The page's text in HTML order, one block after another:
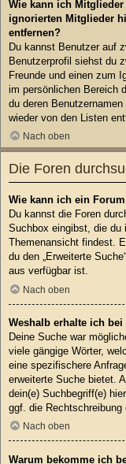
Wie kann ich
ignorierten Mitglieder
entfernen?
Du kannst Benutzer auf
Benutzerprofil siehst du
Freunde und einen zum
im persönlichen Bereich
du deren
wieder von den Listen
Nach oben
Die Foren
Wie kann ich ein
Du kannst die Foren
Suchbox eingibst, die du
Themenansicht findest.
du den „Erweiterte
aus verfügbar ist.
Nach oben
Weshalb erhalte ich
Deine Suche war
viele gängige Wörter,
eine spezifischere
erweiterte Suche bietet.
dein(e) Suchbegriff(e)
ggf. die Rechtschreibung
Nach oben
Warum bekomme ich